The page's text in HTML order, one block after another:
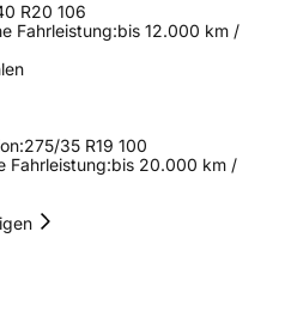
R20 106
Fahrleistung:bis 12.000 km /
275/35 R19 100
Fahrleistung:bis 20.000 km /